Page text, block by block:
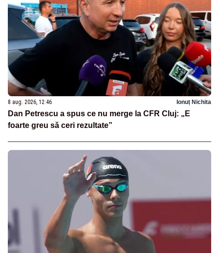
8 aug. 2026, 12:46 Ionuț Nichita
Dan Petrescu a spus ce nu merge la CFR Cluj: „E
foarte greu să ceri rezultate”